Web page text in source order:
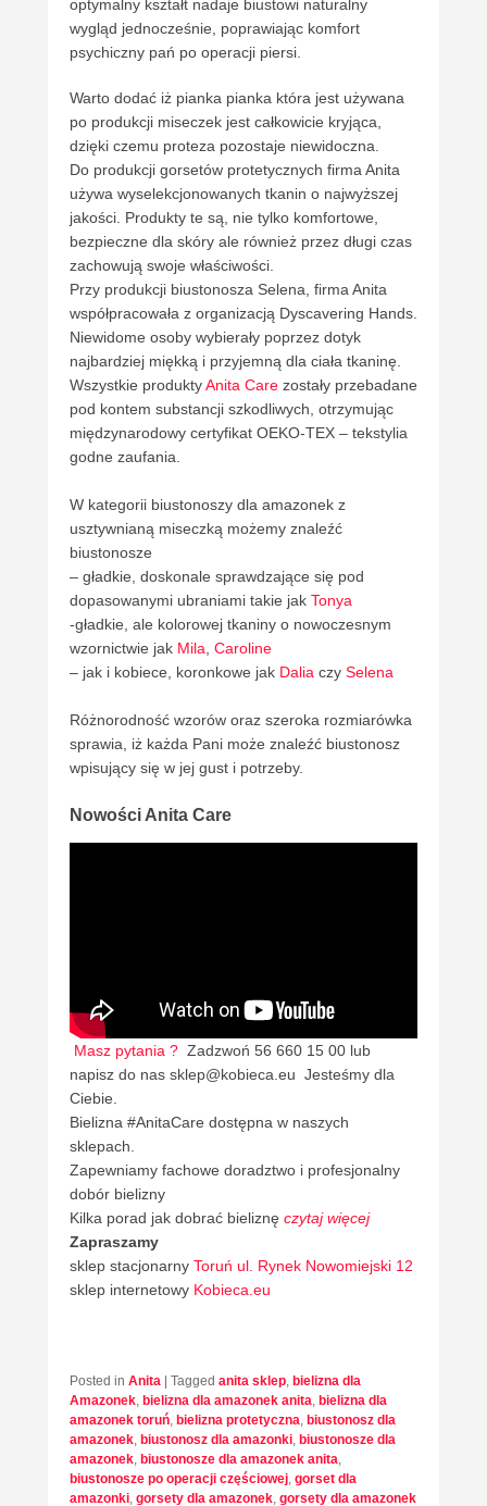
optymalny kształt nadaje biustowi naturalny
wygląd jednocześnie, poprawiając komfort
psychiczny pań po operacji piersi.
Warto dodać iż pianka pianka która jest używana
po produkcji miseczek jest całkowicie kryjąca,
dzięki czemu proteza pozostaje niewidoczna.
Do produkcji gorsetów protetycznych firma Anita
używa wyselekcjonowanych tkanin o najwyższej
jakości. Produkty te są, nie tylko komfortowe,
bezpieczne dla skóry ale również przez długi czas
zachowują swoje właściwości.
Przy produkcji biustonosza Selena, firma Anita
współpracowała z organizacją Dyscavering Hands.
Niewidome osoby wybierały poprzez dotyk
najbardziej miękką i przyjemną dla ciała tkaninę.
Wszystkie produktyAnita Care zostały przebadane
pod kontem substancji szkodliwych, otrzymując
międzynarodowy certyfikat OEKO-TEX – tekstylia
godne zaufania.
W kategorii biustonoszy dla amazonek z
usztywnianą miseczką możemy znaleźć
biustonosze
– gładkie, doskonale sprawdzające się pod
dopasowanymi ubraniami takie jak Tonya
-gładkie, ale kolorowej tkaniny o nowoczesnym
wzornictwie jak Mila Caroline
– jak i kobiece, koronkowe jak Dalia czy Selena
Różnorodność wzorów oraz szeroka rozmiarówka
sprawia, iż każda Pani może znaleźć biustonosz
wpisujący się w jej gust i potrzeby.
Nowości Anita Care
Masz pytania ? Zadzwoń 56 660 15 00 lub
napisz do nas sklep@kobieca.eu Jesteśmy dla
Ciebie.
Bielizna #AnitaCare dostępna w naszych
sklepach.
Zapewniamy fachowe doradztwo i profesjonalny
dobór bielizny
Kilka porad jak dobrać bieliznę czytaj więcej
Zapraszamy
sklep stacjonarny Toruń ul. Rynek Nowomiejski 12
sklep internetowy Kobieca.eu
Posted in Anita | Tagged anita sklep bielizna dla
Amazonek bielizna dla amazonek anita bielizna dla
amazonek toruń bielizna protetyczna biustonosz dla
amazonek biustonosz dla amazonki biustonosze dla
amazonek biustonosze dla amazonek anita
biustonosze po operacji częściowej gorset dla
amazonki gorsety dla amazonek gorsety dla amazonek